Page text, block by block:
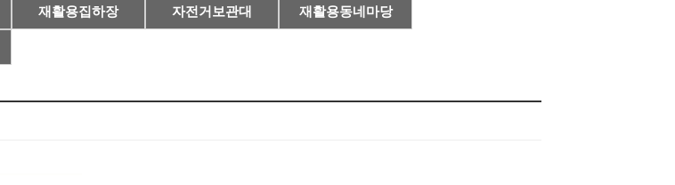
재활용집하장 자전거보관대 재활용동네마당